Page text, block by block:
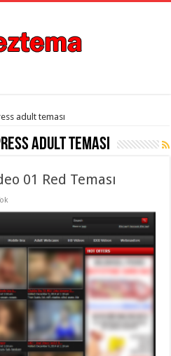
adult teması
adult teması
01 Red Teması